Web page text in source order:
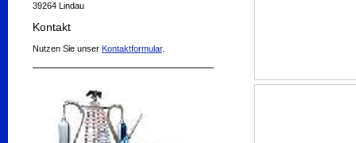
39264 Lindau
Kontakt
Nutzen Sie unser Kontaktformular.